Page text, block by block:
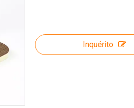
Inquérito